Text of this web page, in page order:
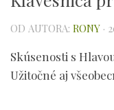
OD AUTORA: RONY ·
Skúsenosti s
Užitočné aj